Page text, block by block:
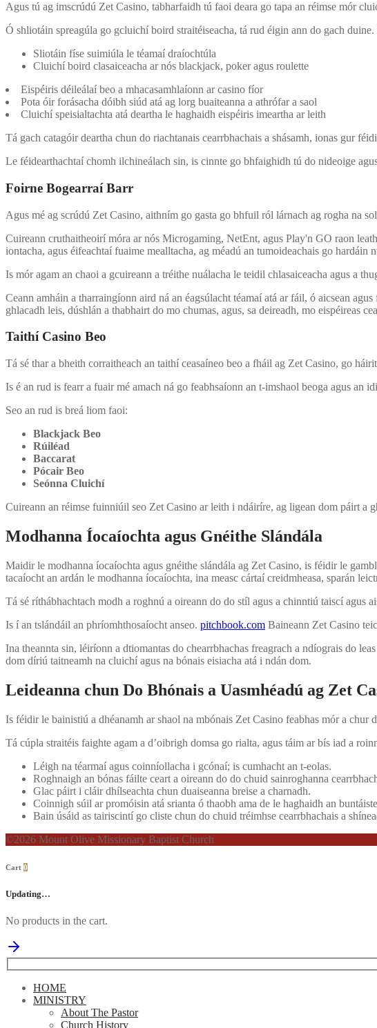
Agus tú ag imscrúdú Zet Casino, tabharfaidh tú faoi deara go tapa an réimse mór
Ó shliotáin spreagúla go gcluichí boird straitéiseacha, tá rud éigin ann do gach
Sliotáin físe suimiúla le téamaí draíochtúla
Cluichí boird clasaiceacha ar nós blackjack, poker agus roulette
Eispéiris déileálaí beo a mhacasamhlaíonn ar casino fíor
Pota óir forásacha dóibh siúd atá ag lorg buaiteanna a athrófar a saol
Cluichí speisialtachta atá deartha le haghaidh eispéiris imeartha ar leith
Tá gach catagóir deartha chun do riachtanais cearrbhachais a shásamh, ionas gur
Le féidearthachtaí chomh ilchineálach sin, is cinnte go bhfaighidh tú do nideoige
Foirne Bogearraí Barr
Agus mé ag scrúdú Zet Casino, aithním go gasta go bhfuil ról lárnach ag rogha na
Cuireann cruthaitheoirí móra ar nós Microgaming, NetEnt, agus Play'n GO raon
iontacha, agus éifeachtaí fuaime mealltacha, ag méadú an tumoideachais go hardáin
Is mór agam an chaoi a gcuireann a tréithe nuálacha le teidil chlasaiceacha agus a
Ceann amháin a tharraingíonn aird ná an éagsúlacht téamaí atá ar fáil, ó aicsean
ghlacadh leis, dúshlán a thabhairt do mo chumas, agus, sa deireadh, mo eispéireas
Taithí Casino Beo
Tá sé thar a bheith corraitheach an taithí ceasaíneo beo a fháil ag Zet Casino, go
Is é an rud is fearr a fuair mé amach ná go feabhsaíonn an t-imshaol beoga agus an
Seo an rud is breá liom faoi:
Blackjack Beo
Rúiléad
Baccarat
Pócair Beo
Seónna Cluichí
Cuireann an réimse fuinniúil seo Zet Casino ar leith i ndáiríre, ag ligean dom páirt a
Modhanna Íocaíochta agus Gnéithe Slándála
Maidir le modhanna íocaíochta agus gnéithe slándála ag Zet Casino, is féidir le
tacaíocht an ardán le modhanna íocaíochta, ina measc cártaí creidmheasa, sparán
Tá sé ríthábhachtach modh a roghnú a oireann do do stíl agus a chinntiú taiscí agus
Is í an tslándáil an phríomhthosaíocht anseo. pitchbook.com Baineann Zet Casino
Ina theannta sin, léiríonn a dtiomantas do chearrbhachas freagrach a ndíograis do
dom díriú taitneamh na cluichí agus na bónais eisiacha atá i ndán dom.
Leideanna chun Do Bhónais a Uasmhéadú ag Zet
Is féidir le bainistiú a dhéanamh ar shaol na mbónais Zet Casino feabhas mór a chur
Tá cúpla straitéis faighte agam a d’oibrigh domsa go rialta, agus táim ar bís iad a
Léigh na téarmaí agus coinníollacha i gcónaí; is cumhacht an t-eolas.
Roghnaigh an bónas fáilte ceart a oireann do do chuid sainroghanna
Glac páirt i cláir dhílseachta chun duaiseanna breise a charnadh.
Coinnigh súil ar promóisin atá srianta ó thaobh ama de le haghaidh an
Bain úsáid as tairiscintí go cliste chun do chuid tréimhse cearrbhachais a
©2026 Mount Olive Missionary Baptist Church
Cart 0
Updating…
No products in the cart.
Search
HOME
MINISTRY
About The Pastor
Church History